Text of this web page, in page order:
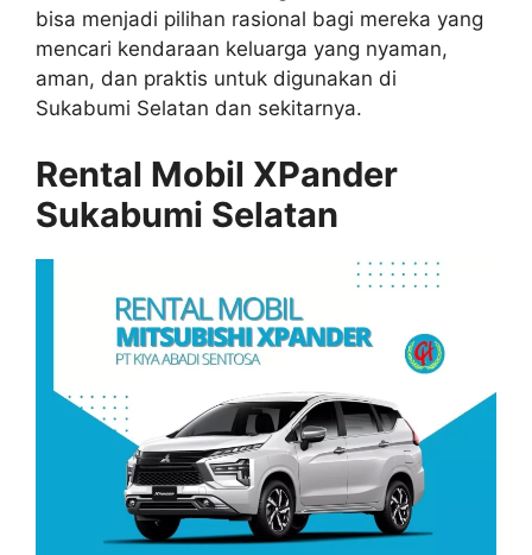
bisa menjadi pilihan rasional bagi mereka yang
mencari kendaraan keluarga yang nyaman,
aman, dan praktis untuk digunakan di
Sukabumi Selatan dan sekitarnya.
Rental Mobil XPander
Sukabumi Selatan